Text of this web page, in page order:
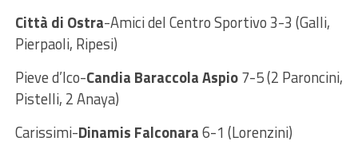
Città di Ostra-Amici del Centro Sportivo 3-3 (Galli,
Pierpaoli, Ripesi)
Pieve d’Ico-Candia Baraccola Aspio7-5 (2 Paroncini,
Pistelli, 2 Anaya)
Carissimi-Dinamis Falconara6-1 (Lorenzini)